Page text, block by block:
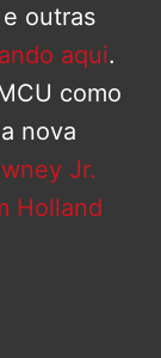
e outras
aqui.
como
nova
Jr.
Holland